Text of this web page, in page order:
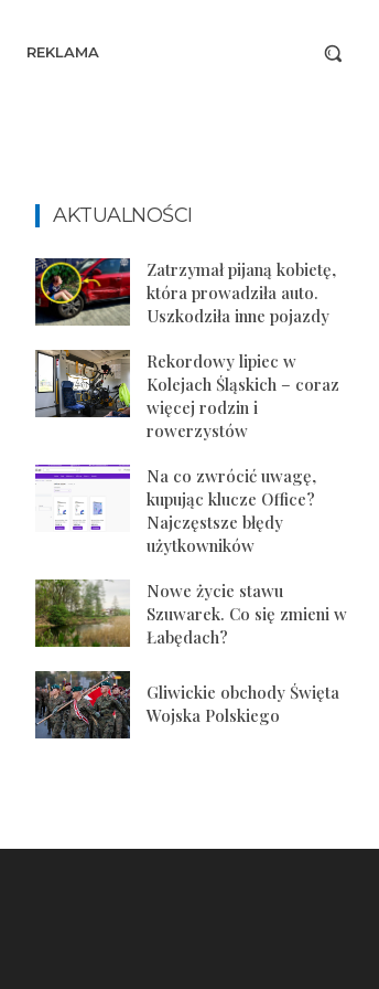
REKLAMA
AKTUALNOŚCI
Zatrzymał pijaną kobietę,
która prowadziła auto.
Uszkodziła inne pojazdy
Rekordowy lipiec w
Kolejach Śląskich – coraz
więcej rodzin i
rowerzystów
Na co zwrócić uwagę,
kupując klucze Office?
Najczęstsze błędy
użytkowników
Nowe życie stawu
Szuwarek. Co się zmieni w
Łabędach?
Gliwickie obchody Święta
Wojska Polskiego